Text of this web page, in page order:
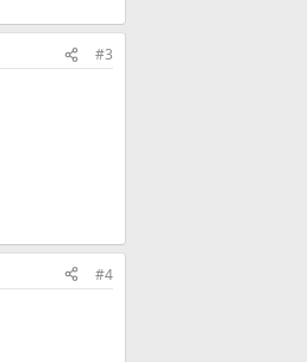
#3
#4